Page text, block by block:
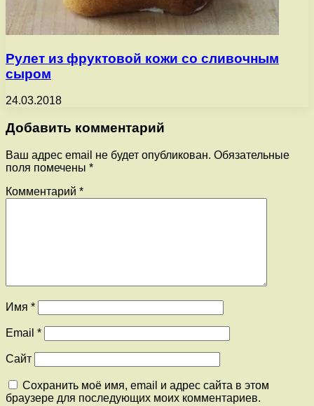
Рулет из фруктовой кожи со сливочным
сыром
24.03.2018
Добавить комментарий
Ваш адрес email не будет опубликован. Обязательные
поля помечены *
Комментарий *
Имя *
Email *
Сайт
Сохранить моё имя, email и адрес сайта в этом
браузере для последующих моих комментариев.